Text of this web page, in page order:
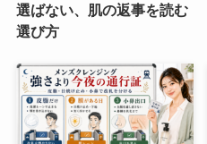
選ばない、肌の返事を読む
選び方